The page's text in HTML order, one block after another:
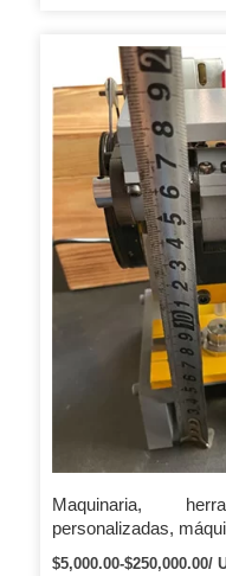
dude en contactarnos.
Maquinaria,
personalizadas,
punzonado
$5,000.00-$250,000.00/